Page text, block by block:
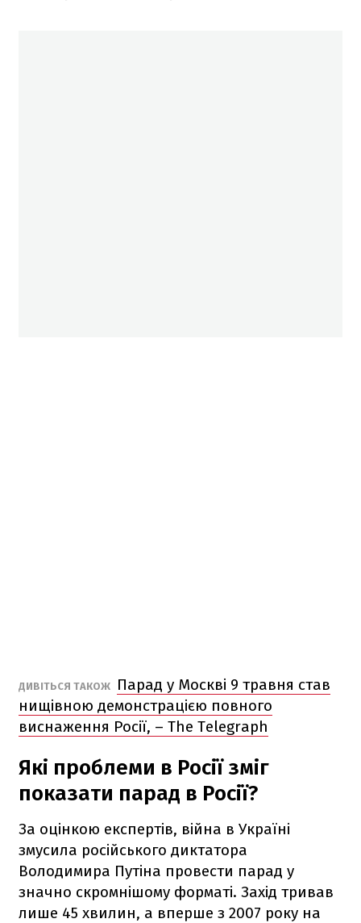
ДИВІТЬСЯ ТАКОЖ
Парад у Москві 9 травня став
нищівною демонстрацією повного
виснаження Росії, – The Telegraph
Які проблеми в Росії зміг
показати парад в Росії?
За оцінкою експертів, війна в Україні
змусила російського диктатора
Володимира Путіна провести парад у
значно скромнішому форматі. Захід тривав
лише 45 хвилин, а вперше з 2007 року на